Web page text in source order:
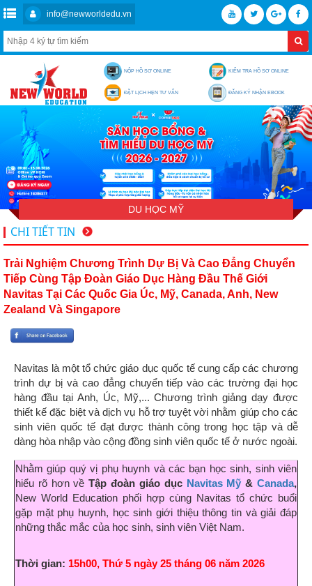
info@newworldedu.vn
NỘP HỒ SƠ ONLINE KIỂM TRA HỒ SƠ ONLINE
ĐẶT LỊCH HẸN TƯ VẤN ĐĂNG KÝ NHẬN EBOOK
DU HỌC MỸ
CHI TIẾT TIN
Trải Nghiệm Chương Trình Dự Bị Và Cao Đẳng Chuyển
Tiếp Cùng Tập Đoàn Giáo Dục Hàng Đầu Thế Giới
Navitas Tại Các Quốc Gia Úc, Mỹ, Canada, Anh, New
Zealand Và Singapore
Navitas là một tổ chức giáo dục quốc tế cung cấp các chương
trình dự bị và cao đẳng chuyển tiếp vào các trường đại học
hàng đầu tại Anh, Úc, Mỹ,... Chương trình giảng dạy được
thiết kế đặc biệt và dịch vụ hỗ trợ tuyệt vời nhằm giúp cho các
sinh viên quốc tế đạt được thành công trong học tập và dễ
dàng hòa nhập vào cộng đồng sinh viên quốc tế ở nước ngoài.
Nhằm giúp quý vị phụ huynh và các bạn học sinh, sinh viên
hiểu rõ hơn vềTập đoàn giáo dục Navitas Mỹ &Canada,
New World Education phối hợp cùng Navitas tổ chức buổi
gặp mặt phụ huynh, học sinh giới thiệu thông tin và giải đáp
những thắc mắc của học sinh, sinh viên Việt Nam.
Thời gian: 15h00, Thứ 5 ngày 25 tháng 06 năm 2026